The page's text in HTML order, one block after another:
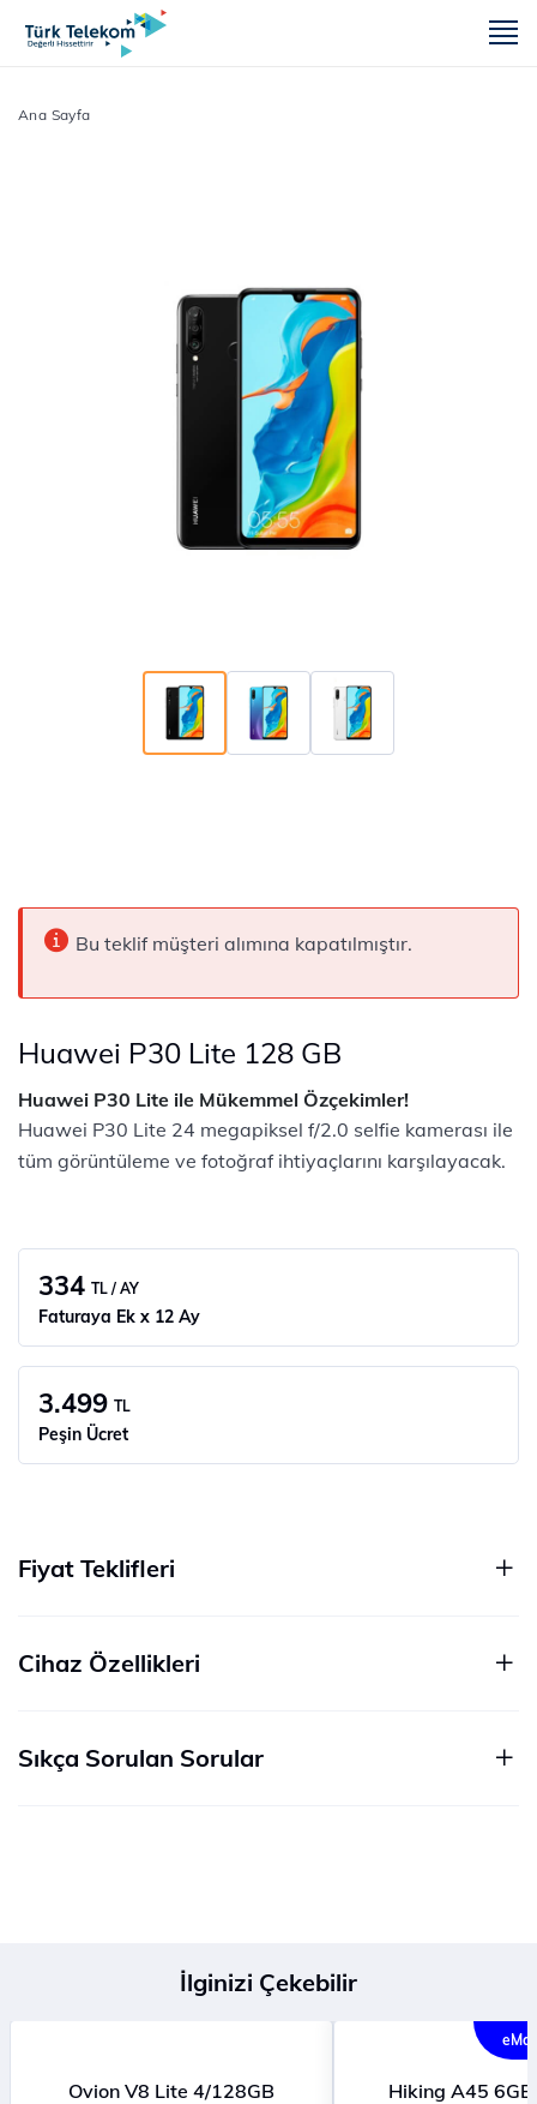
Ana Sayfa
Bu teklif müşteri alımına kapatılmıştır.
Huawei P30 Lite 128 GB
Huawei P30 Lite ile Mükemmel Özçekimler!
Huawei P30 Lite 24 megapiksel f/2.0 selfie kamerası ile
tüm görüntüleme ve fotoğraf ihtiyaçlarını karşılayacak.
334 TL / AY
Faturaya Ek x 12 Ay
3.499 TL
Peşin Ücret
Fiyat Teklifleri
Cihaz Özellikleri
Sıkça Sorulan Sorular
İlginizi Çekebilir
Ovion V8 Lite 4/128GB Hiking A45